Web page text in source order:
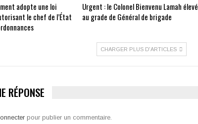
adopte une loi
le chef de l’État
Urgent : le Colonel Bienvenu Lamah élevé
au grade de Général de brigade
CHARGER PLUS D'ARTICLES
RÉPONSE
pour publier un commentaire.